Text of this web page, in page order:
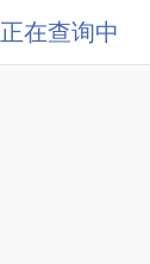
正在查询中